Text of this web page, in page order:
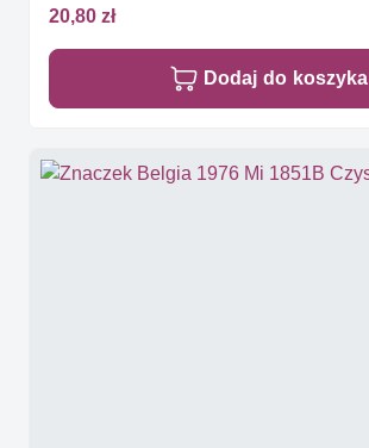
20,80 zł
Dodaj do koszyka